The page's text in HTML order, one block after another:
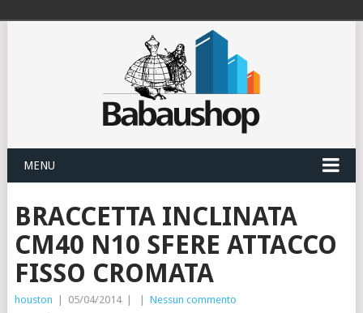
MENU
BRACCETTA INCLINATA
CM40 N10 SFERE ATTACCO
FISSO CROMATA
houston 05/04/2014 Nessun commento